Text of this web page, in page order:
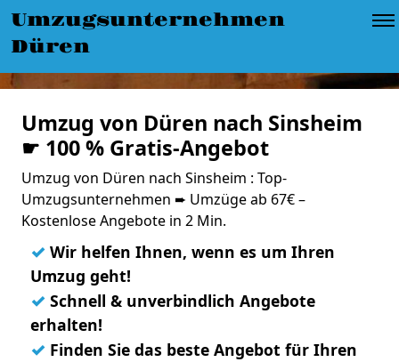
Umzugsunternehmen
Düren
Umzug von Düren nach Sinsheim
☛ 100 % Gratis-Angebot
Umzug von Düren nach Sinsheim : Top-
Umzugsunternehmen ➨ Umzüge ab 67€ –
Kostenlose Angebote in 2 Min.
✓ Wir helfen Ihnen, wenn es um Ihren
Umzug geht!
✓ Schnell & unverbindlich Angebote
erhalten!
✓ Finden Sie das beste Angebot für Ihren